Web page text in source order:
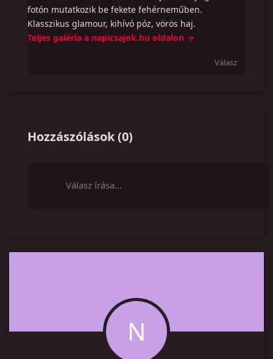
fotón mutatkozik be fekete fehérneműben.
Klasszikus glamour, kihívó póz, vörös haj.
Teljes galéria a napicsajok.hu oldalon →
Válasz
Hozzászólások(0)
Válasz írása…
N